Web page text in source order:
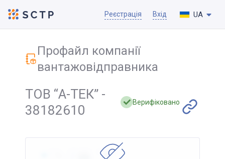
Реєстрація Вхід UA
Профайл компанії
вантажовідправника
ТОВ “А-ТЕК” -
38182610
Верифіковано